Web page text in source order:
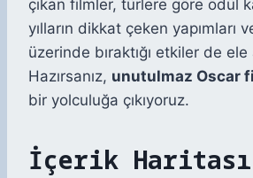
çıkan filmler, türlere göre ödül
yılların dikkat çeken yapımları
üzerinde bıraktığı etkiler de ele
Hazırsanız, unutulmaz Oscar
bir yolculuğa çıkıyoruz.
İçerik Haritası